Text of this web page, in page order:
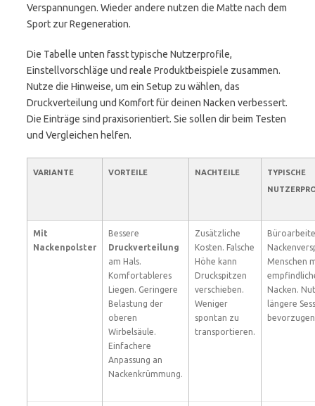
Verspannungen. Wieder andere nutzen die Matte nach dem
Sport zur Regeneration.
Die Tabelle unten fasst typische Nutzerprofile,
Einstellvorschläge und reale Produktbeispiele zusammen.
Nutze die Hinweise, um ein Setup zu wählen, das
Druckverteilung und Komfort für deinen Nacken verbessert.
Die Einträge sind praxisorientiert. Sie sollen dir beim Testen
und Vergleichen helfen.
VARIANTE VORTEILE NACHTEILE
TYPISCHE
Mit
Nackenpolster
Bessere
Druckverteilung
am Hals.
Komfortableres
Liegen. Geringere
Belastung der
oberen
Wirbelsäule.
Einfachere
Anpassung an
Nackenkrümmung.
Zusätzliche
Kosten. Falsche
Höhe kann
Druckspitzen
verschieben.
Weniger
spontan zu
transportieren.
Menschen
Nacken.
längere